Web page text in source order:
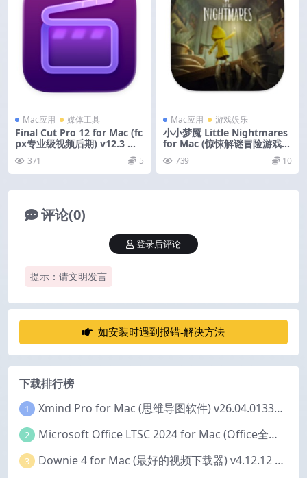
Mac应用 媒体工具
Final Cut Pro 12 for Mac (fc
px专业级视频后期) v12.3 激
活版371 5
Mac应用 游戏娱乐
小小梦魇 Little Nightmares
for Mac (惊悚解谜冒险游戏)
v5.8 中文移植版
739 10
评论(0)
提示：请文明发言
登录后评论
如安装时遇到报错-解决方法
下载排行榜
1 Xmind Pro for Mac (思维导图软件) v26.04.01337 永久激活版
2 Microsoft Office LTSC 2024 for Mac (Office全家桶) v16.111.2 中文激活版
3 Downie 4 for Mac (最好的视频下载器) v4.12.12 激活版